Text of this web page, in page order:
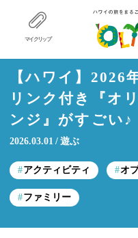
マイクリップ
【ハワイ】2026
リンク付き『オ
ンジ』がすごい♪
2026.03.01 遊ぶ
アクティビティ オ
ファミリー